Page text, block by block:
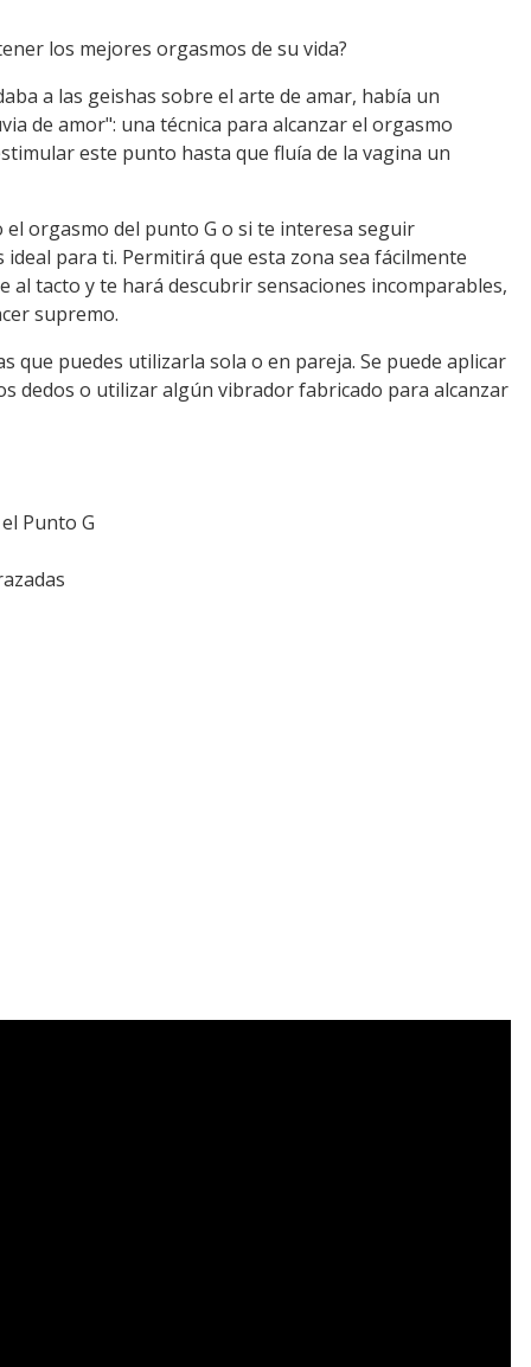
los mejores orgasmos de su vida?
a las geishas sobre el arte de amar, había un
de amor": una técnica para alcanzar el orgasmo
este punto hasta que fluía de la vagina un
el orgasmo del punto G o si te interesa seguir
ideal para ti. Permitirá que esta zona sea fácilmente
al tacto y te hará descubrir sensaciones incomparables,
supremo.
que puedes utilizarla sola o en pareja. Se puede aplicar
dedos o utilizar algún vibrador fabricado para alcanzar
Punto G